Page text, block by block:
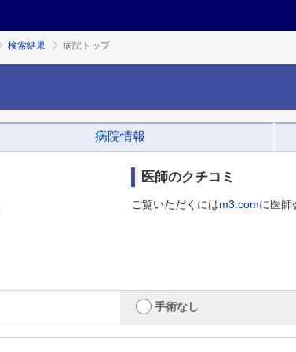
検索結果 病院トップ
病院情報
医師のクチコミ
ご覧いただくにはm3.comに医師
手術なし